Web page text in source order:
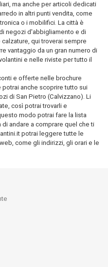
ma anche per articoli dedicati
in altri punti vendita, come
o i mobilifici. La città è
negozi d'abbigliamento e di
qui troverai sempre
vantaggio da un gran numero di
e nelle riviste per tutto il
e offerte nelle brochure
anche scoprire tutto sui
di San Pietro (Calvizzano). Li
così potrai trovarli e
modo potrai fare la lista
andare a comprare quel che ti
potrai leggere tutte le
come gli indirizzi, gli orari e le